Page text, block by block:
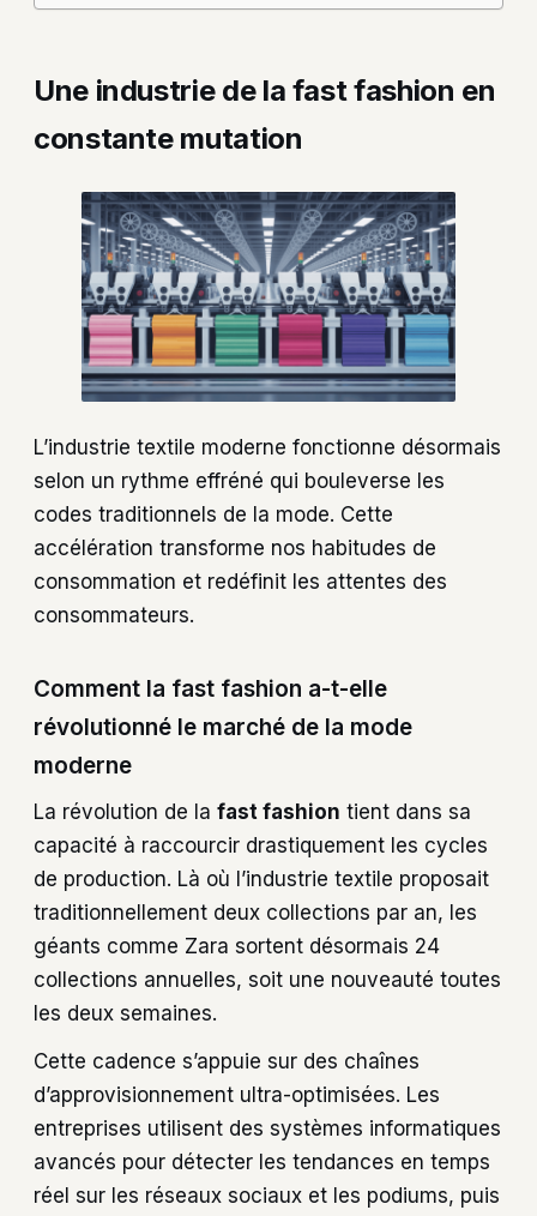
Une industrie de la fast fashion en
constante mutation
L’industrie textile moderne fonctionne désormais
selon un rythme effréné qui bouleverse les
codes traditionnels de la mode. Cette
accélération transforme nos habitudes de
consommation et redéfinit les attentes des
consommateurs.
Comment la fast fashion a-t-elle
révolutionné le marché de la mode
moderne
La révolution de la fast fashion tient dans sa
capacité à raccourcir drastiquement les cycles
de production. Là où l’industrie textile proposait
traditionnellement deux collections par an, les
géants comme Zara sortent désormais 24
collections annuelles, soit une nouveauté toutes
les deux semaines.
Cette cadence s’appuie sur des chaînes
d’approvisionnement ultra-optimisées. Les
entreprises utilisent des systèmes informatiques
avancés pour détecter les tendances en temps
réel sur les réseaux sociaux et les podiums, puis